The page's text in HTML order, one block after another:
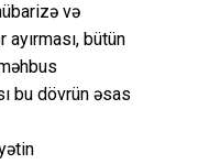
və
bütün
bu dövrün əsas